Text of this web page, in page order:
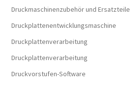
Druckmaschinenzubehör und Ersatzteile
Druckplattenentwicklungsmaschine
Druckplattenverarbeitung
Druckplattenverarbeitung
Druckvorstufen-Software